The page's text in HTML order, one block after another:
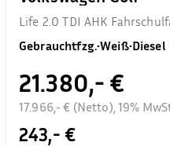
Life 2.0 TDI AHK
Gebrauchtfzg.•Weiß•Diesel
21.380,- €
17.966,- € (Netto), 19%
243,- €